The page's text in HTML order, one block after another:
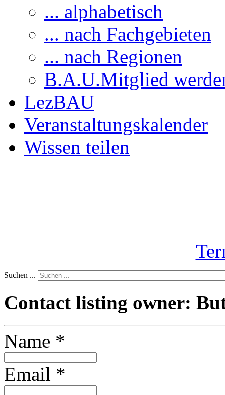
... alphabetisch
... nach Fachgebieten
... nach Regionen
B.A.U.Mitglied
LezBAU
Veranstaltungskalender
Wissen teilen
Suchen ...
Contact listing owner:
Name *
Email *